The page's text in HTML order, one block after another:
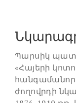
Պարսիկ
«Հայերի
ժողովրդի